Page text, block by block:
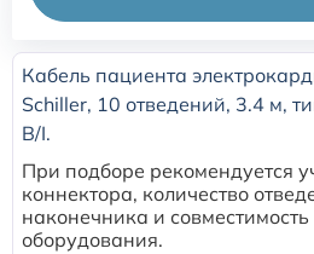
Кабель пациента
Schiller, 10 отведений, 3.4 м,
B/I.
При подборе рекомендуется
коннектора, количество
наконечника и
оборудования.
Расходные материалы к
Расходные материалы к
Расходные материалы к
Расходные материалы к